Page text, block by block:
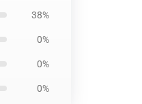
38%
0%
0%
0%